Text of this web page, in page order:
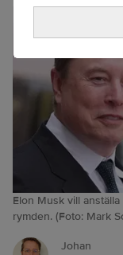
Elon Musk vill
rymden. (Foto: Mark
Johan